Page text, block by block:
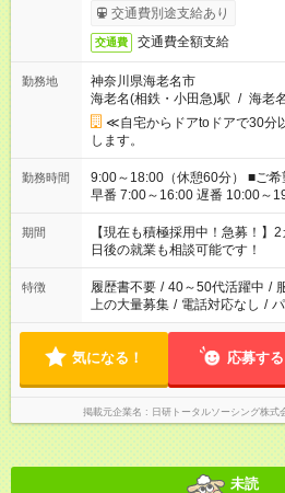
交通費別途支給あり
交通費 交通費全額支給
勤務地
神奈川県海老名市
海老名(相鉄・小田急)駅 / 海老
≪自宅からドアtoドアで30分
します。
勤務時間
9:00～18:00（休憩60分） ■ご希望があれば下記シフトもOK！
早番 7:00～16:00 遅番 10:00～19:00 「家族と休みを
い」 「余裕を持って夕飯の準備
たくない」 など、ご希望を教えてくださ
の方へ 今ご覧のお仕事で希望す
の勤務時間。 合計で週40時間
期間
【現在も積極採用中！急募！
日後の就業も相談可能です！
特徴 履歴書不要 / 40～50代活躍中 /
上の大量募集 / 電話対応なし /
気になる！ 応募する
掲載元企業名 日研トータルソーシング株
未読